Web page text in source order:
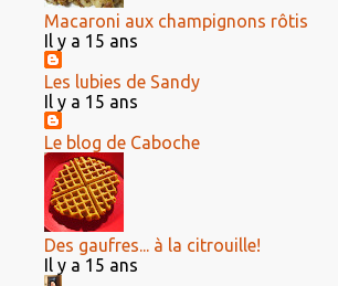
Macaroni aux champignons rôtis
Il y a 15 ans
Les lubies de Sandy
Il y a 15 ans
Le blog de Caboche
Des gaufres... à la citrouille!
Il y a 15 ans